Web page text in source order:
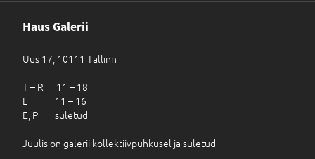
Haus Galerii
Uus 17, 10111 Tallinn
T – R 11 – 18
L 11 – 16
E, P suletud
Juulis on galerii kollektiivpuhkusel ja suletud